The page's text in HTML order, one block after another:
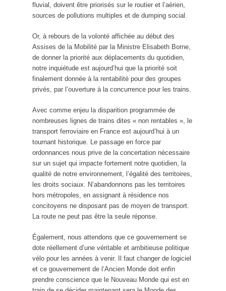
fluvial, doivent être priorisés sur le routier et l’aérien,
sources de pollutions multiples et de dumping social.
Or, à rebours de la volonté affichée au début des
Assises de la Mobilité par la Ministre Elisabeth Borne,
de donner la priorité aux déplacements du quotidien,
notre inquiétude est aujourd’hui que la priorité soit
finalement donnée à la rentabilité pour des groupes
privés, par l’ouverture à la concurrence pour les trains.
Avec comme enjeu la disparition programmée de
nombreuses lignes de trains dites « non rentables », le
transport ferroviaire en France est aujourd’hui à un
tournant historique. Le passage en force par
ordonnances nous prive de la concertation nécessaire
sur un sujet qui impacte fortement notre quotidien, la
qualité de notre environnement, l’égalité des territoires,
les droits sociaux. N’abandonnons pas les territoires
hors métropoles, en assignant à résidence nos
concitoyens ne disposant pas de moyen de transport.
La route ne peut pas être la seule réponse.
Également, nous attendons que ce gouvernement se
dote réellement d’une véritable et ambitieuse politique
vélo pour les années à venir. Il faut changer de logiciel
et ce gouvernement de l’Ancien Monde doit enfin
prendre conscience que le Nouveau Monde qui est en